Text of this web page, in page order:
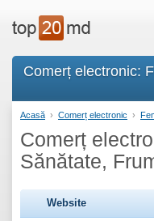
Comerț electronic:
Acasă › Comerț electronic ›
Comerț
Sănătate,
Website